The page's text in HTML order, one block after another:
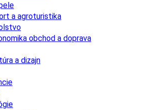
a agroturistika
obchod a doprava
a dizajn